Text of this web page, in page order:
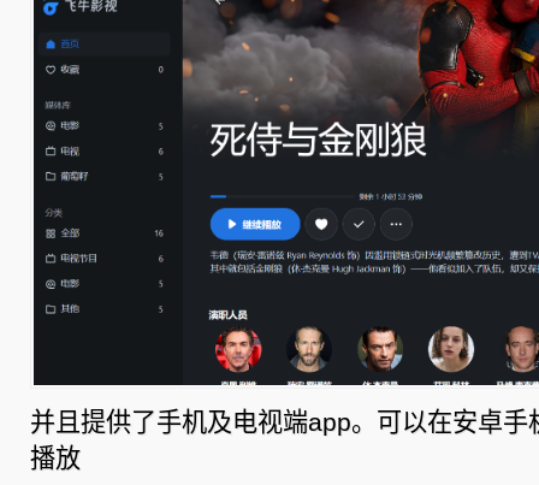
并且提供了手机及电视端app。可以在安卓手
播放